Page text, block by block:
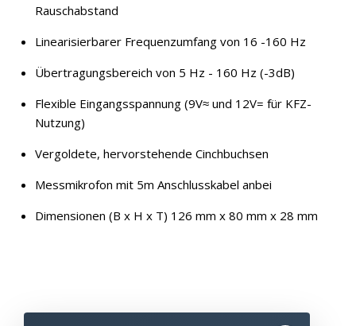
Rauschabstand
Linearisierbarer Frequenzumfang von 16 -160 Hz
Übertragungsbereich von 5 Hz - 160 Hz (-3dB)
Flexible Eingangsspannung (9V≈ und 12V= für KFZ-
Nutzung)
Vergoldete, hervorstehende Cinchbuchsen
Messmikrofon mit 5m Anschlusskabel anbei
Dimensionen (B x H x T) 126 mm x 80 mm x 28 mm